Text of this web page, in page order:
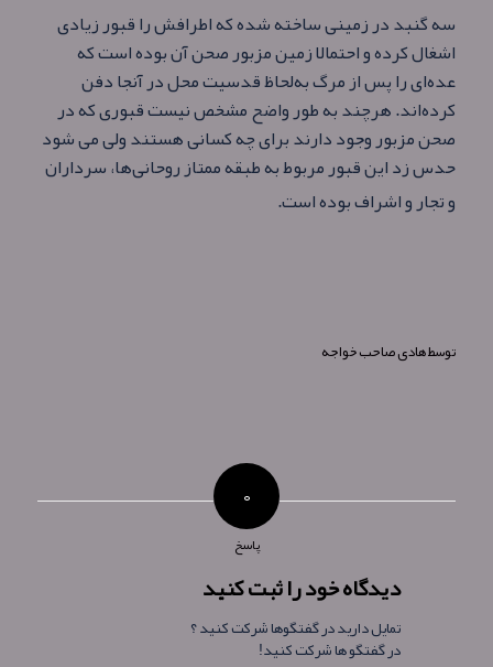
سه گنبد در زمینی ساخته شده كه اطرافش را قبور زیادی
اشغال کرده و احتمالا زمین مزبور صحن آن بوده است كه
عده‌ای را پس از مرگ به‌لحاظ قدسیت محل در آنجا دفن
كرده‌اند. هرچند به طور واضح مشخص نیست قبوری كه در
صحن مزبور وجود دارند برای چه کسانی هستند ولی می شود
حدس زد این قبور مربوط به طبقه ممتاز روحانی‌ها، سرداران
و تجار و اشراف بوده است.
توسطهادی صاحب خواجه
۰
پاسخ
دیدگاه خود را ثبت کنید
تمایل دارید در گفتگوها شرکت کنید ؟
در گفتگو ها شرکت کنید!